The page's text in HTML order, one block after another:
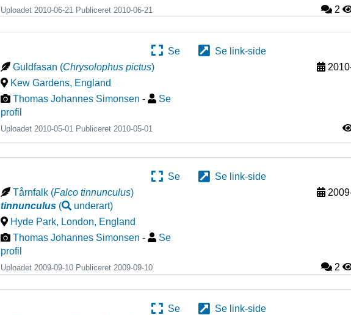
Uploadet 2010-06-21 Publiceret 2010-06-21 2
Se
Se link-side
Guldfasan (Chrysolophus pictus)
Kew Gardens, England
Thomas Johannes Simonsen -
Se
profil
Uploadet 2010-05-01 Publiceret 2010-05-01
Se
Se link-side
Tårnfalk (Falco tinnunculus)
tinnunculus ( underart)
Hyde Park, London, England
Thomas Johannes Simonsen -
Se
profil
Uploadet 2009-09-10 Publiceret2009-09-10 2
Se
Se link-side